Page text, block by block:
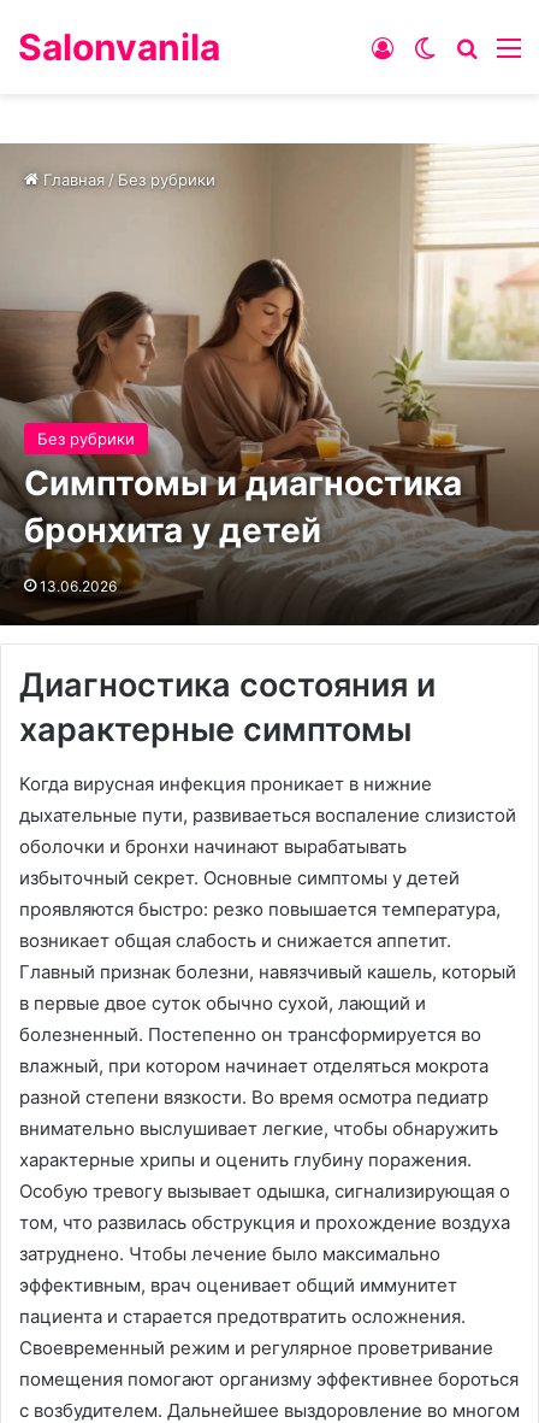
Salonvanila Switch skin
Войти
Главная / Без рубрики
Без рубрики
Симптомы и диагностика
бронхита у детей
13.06.2026
Диагностика состояния и
характерные симптомы
Когда вирусная инфекция проникает в нижние
дыхательные пути, развиваеться воспаление слизистой
оболочки и бронхи начинают вырабатывать
избыточный секрет. Основные симптомы у детей
проявляются быстро: резко повышается температура,
возникает общая слабость и снижается аппетит.
Главный признак болезни, навязчивый кашель, который
в первые двое суток обычно сухой, лающий и
болезненный. Постепенно он трансформируется во
влажный, при котором начинает отделяться мокрота
разной степени вязкости. Во время осмотра педиатр
внимательно выслушивает легкие, чтобы обнаружить
характерные хрипы и оценить глубину поражения.
Особую тревогу вызывает одышка, сигнализирующая о
том, что развилась обструкция и прохождение воздуха
затруднено. Чтобы лечение было максимально
эффективным, врач оценивает общий иммунитет
пациента и старается предотвратить осложнения.
Своевременный режим и регулярное проветривание
помещения помогают организму эффективнее бороться
с возбудителем. Дальнейшее выздоровление во многом